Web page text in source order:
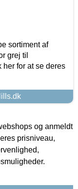
sortiment af
grej til
for at se deres
og anmeldt
prisniveau,